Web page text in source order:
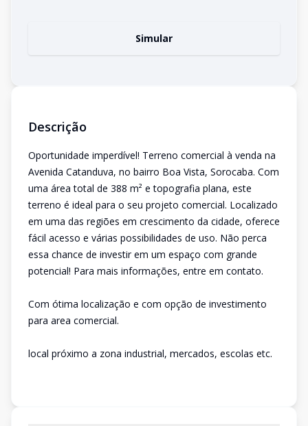
Simular
Descrição
Oportunidade imperdível! Terreno comercial à venda na
Avenida Catanduva, no bairro Boa Vista, Sorocaba. Com
uma área total de 388 m² e topografia plana, este
terreno é ideal para o seu projeto comercial. Localizado
em uma das regiões em crescimento da cidade, oferece
fácil acesso e várias possibilidades de uso. Não perca
essa chance de investir em um espaço com grande
potencial! Para mais informações, entre em contato.
Com ótima localização e com opção de investimento
para area comercial.
local próximo a zona industrial, mercados, escolas etc.